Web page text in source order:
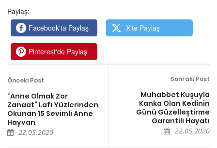
Paylaş:
Facebook'ta Paylaş
X'te Paylaş
Pinterest'de Paylaş
Önceki Post
“Anne Olmak Zor
Zanaat” Lafı Yüzlerinden
Okunan 15 Sevimli Anne
Hayvan
22.05.2020
Sonraki Post
Muhabbet Kuşuyla
Kanka Olan Kedinin
Günü Güzelleştirme
Garantili Hayatı
22.05.2020